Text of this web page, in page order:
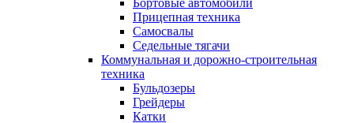
Бортовые автомобили
Прицепная техника
Самосвалы
Седельные тягачи
Коммунальная и дорожно-строительная
техника
Бульдозеры
Грейдеры
Катки